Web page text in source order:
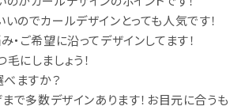
のでカールデザインとっても人気です！
・ご希望に沿ってデザインしてます！
にしましょう！
ますか？
で多数デザインあります！お目元に合うも